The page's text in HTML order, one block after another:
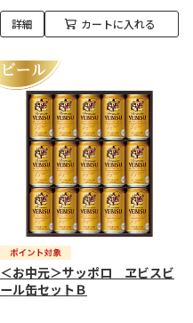
詳細 カートに入れる
＜お中元＞サッポロ ヱビスビ
ール缶セットＢ